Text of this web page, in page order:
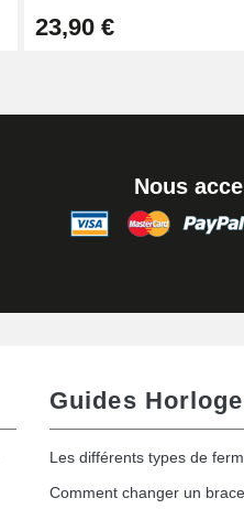
23,90 €
Nous
Guides
Les différents types de
Comment changer un